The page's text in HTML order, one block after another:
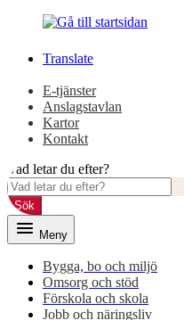
innehåll
huvudmeny
Translate
E-tjänster
Anslagstavlan
Kartor
Kontakt
Vad letar du efter?
Sök
Meny
Bygga, bo och miljö
Omsorg och stöd
Förskola och skola
Jobb och näringsliv